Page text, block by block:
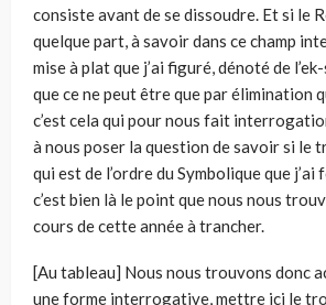
consiste avant de se dissoudre. Et si le
quelque part, à savoir dans ce champ
mise à plat que j’ai figuré, dénoté de
que ce ne peut être que par élimination
c’est cela qui pour nous fait
à nous poser la question de savoir si le
qui est de l’ordre du Symbolique que
c’est bien là le point que nous nous
cours de cette année à trancher.
[Au tableau] Nous nous trouvons donc
une forme interrogative, mettre ici le